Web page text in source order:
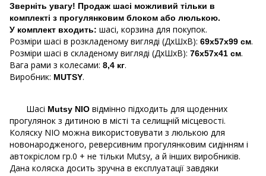
Зверніть увагу! Продаж шасі можливий тільки в
комплекті з прогулянковим блоком або люлькою.
У комплект входить: шасі, корзина для покупок.
Розміри шасі в розкладеному вигляді (ДхШхВ): 69х57х99 см.
Розміри шасі в складеному вигляді (ДхШхВ): 76х57х41 см.
Вага рами з колесами: 8,4 кг.
Виробник: MUTSY.
Шасі Mutsy NIO відмінно підходить для щоденних
прогулянок з дитиною в місті та селищній місцевості.
Коляску NIO можна використовувати з люлькою для
новонародженого, реверсивним прогулянковим сидінням і
автокріслом гр.0 + не тільки Mutsy, а й інших виробників.
Дана коляска досить зручна в експлуатації завдяки